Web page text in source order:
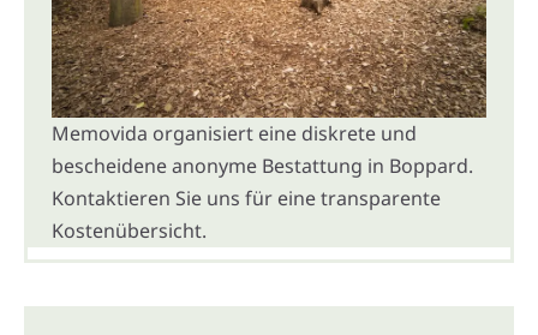
Memovida organisiert eine diskrete und
bescheidene anonyme Bestattung in Boppard.
Kontaktieren Sie uns für eine transparente
Kostenübersicht.